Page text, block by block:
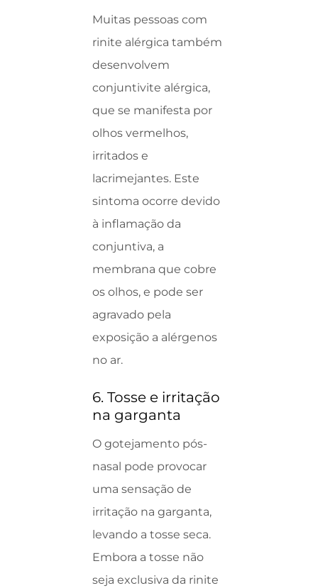
Muitas pessoas com
rinite alérgica também
desenvolvem
conjuntivite alérgica,
que se manifesta por
olhos vermelhos,
irritados e
lacrimejantes. Este
sintoma ocorre devido
à inflamação da
conjuntiva, a
membrana que cobre
os olhos, e pode ser
agravado pela
exposição a alérgenos
no ar.
6. Tosse e irritação
na garganta
O gotejamento pós-
nasal pode provocar
uma sensação de
irritação na garganta,
levando a tosse seca.
Embora a tosse não
seja exclusiva da rinite